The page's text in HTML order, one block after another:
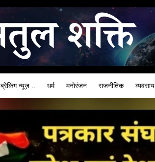
ब्रेकिंग न्यूज़ .. धर्म मनोरंजन राजनीतिक व्यवसाय